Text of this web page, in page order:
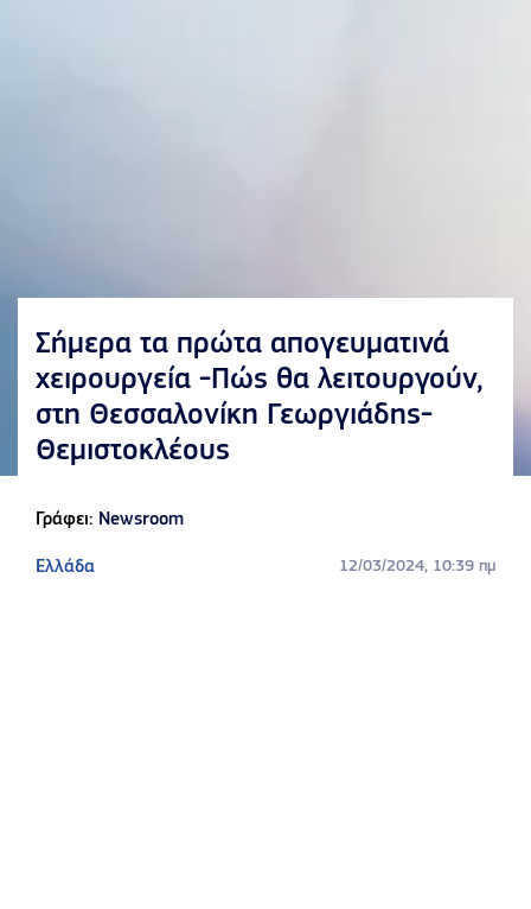
Σήμερα τα πρώτα απογευματινά
χειρουργεία -Πώς θα λειτουργούν,
στη Θεσσαλονίκη Γεωργιάδης-
Θεμιστοκλέους
Γράφει: Newsroom
Ελλάδα 12/03/2024, 10:39 πμ